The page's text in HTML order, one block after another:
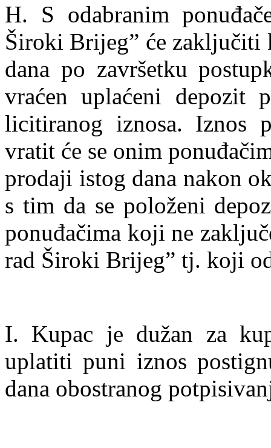
H. S odabranim
Široki Brijeg” će zaključiti
dana po završetku
vraćen uplaćeni depozit
licitiranog iznosa. Iznos
vratit će se onim
prodaji istog dana nakon
s tim da se položeni
ponuđačima koji ne
rad Široki Brijeg” tj. koji
I. Kupac je dužan za
uplatiti puni iznos
dana obostranog